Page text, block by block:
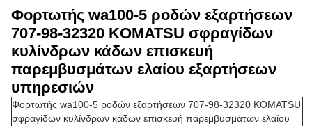
Φορτωτής wa100-5 ροδών εξαρτήσεων
707-98-32320 KOMATSU σφραγίδων
κυλίνδρων κάδων επισκευή
παρεμβυσμάτων ελαίου εξαρτήσεων
υπηρεσιών
Φορτωτής wa100-5 ροδών εξαρτήσεων 707-98-32320 KOMATSU
σφραγίδων κυλίνδρων κάδων επισκευή παρεμβυσμάτων ελαίου